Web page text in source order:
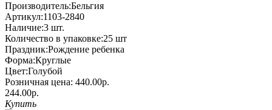
Производитель:Бельгия
Артикул:1103-2840
Наличие:3 шт.
Количество в упаковке:25 шт
Праздник:Рождение ребенка
Форма:Круглые
Цвет:Голубой
Розничная цена: 440.00р.
244.00р.
Купить